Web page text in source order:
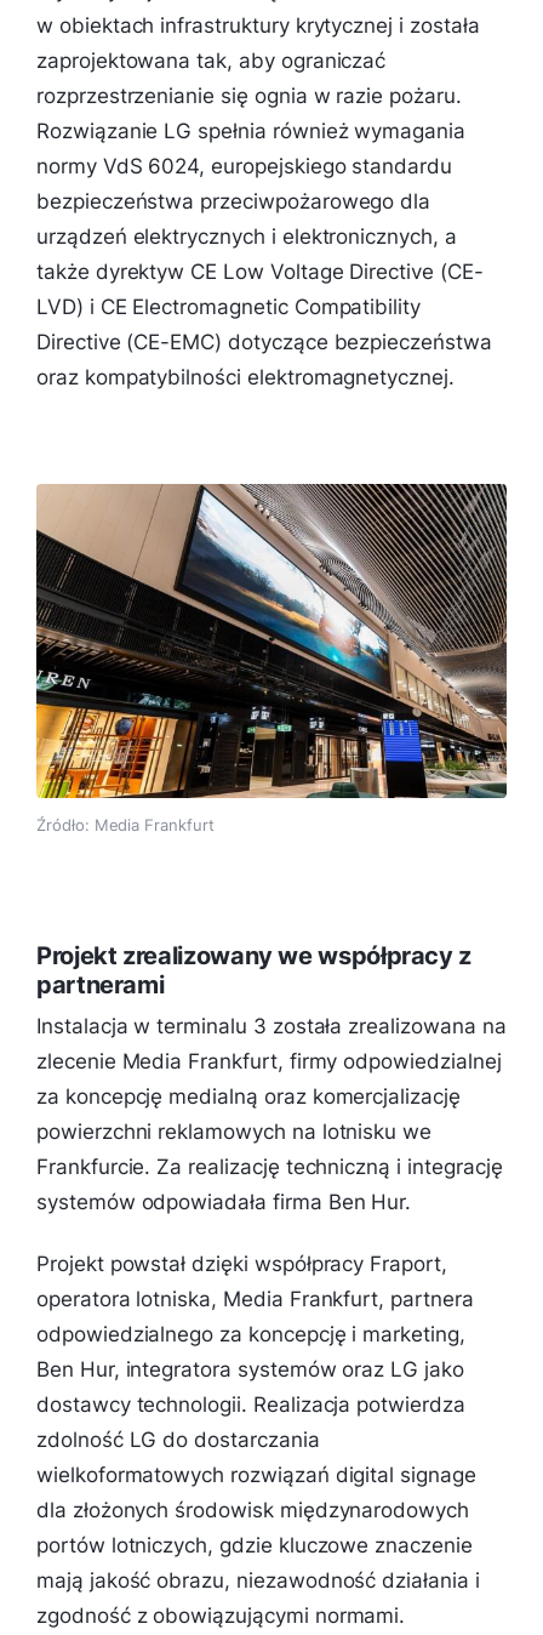
w obiektach infrastruktury krytycznej i została
zaprojektowana tak, aby ograniczać
rozprzestrzenianie się ognia w razie pożaru.
Rozwiązanie LG spełnia również wymagania
normy VdS 6024, europejskiego standardu
bezpieczeństwa przeciwpożarowego dla
urządzeń elektrycznych i elektronicznych, a
także dyrektyw CE Low Voltage Directive (CE-
LVD) i CE Electromagnetic Compatibility
Directive (CE-EMC) dotyczące bezpieczeństwa
oraz kompatybilności elektromagnetycznej.
Źródło: Media Frankfurt
Projekt zrealizowany we współpracy z
partnerami
Instalacja w terminalu 3 została zrealizowana na
zlecenie Media Frankfurt, firmy odpowiedzialnej
za koncepcję medialną oraz komercjalizację
powierzchni reklamowych na lotnisku we
Frankfurcie. Za realizację techniczną i integrację
systemów odpowiadała firma Ben Hur.
Projekt powstał dzięki współpracy Fraport,
operatora lotniska, Media Frankfurt, partnera
odpowiedzialnego za koncepcję i marketing,
Ben Hur, integratora systemów oraz LG jako
dostawcy technologii. Realizacja potwierdza
zdolność LG do dostarczania
wielkoformatowych rozwiązań digital signage
dla złożonych środowisk międzynarodowych
portów lotniczych, gdzie kluczowe znaczenie
mają jakość obrazu, niezawodność działania i
zgodność z obowiązującymi normami.